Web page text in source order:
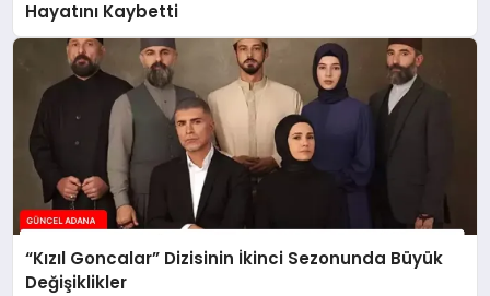
Hayatını Kaybetti
“Kızıl Goncalar” Dizisinin İkinci Sezonunda Büyük
Değişiklikler